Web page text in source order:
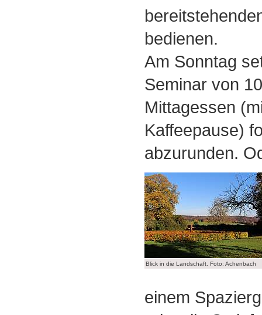
bedienen.
Am Sonntag
Seminar von
Mittagessen
Kaffeepause)
abzurunden.
Blick in die Landschaft. Foto: Achenbach
einem